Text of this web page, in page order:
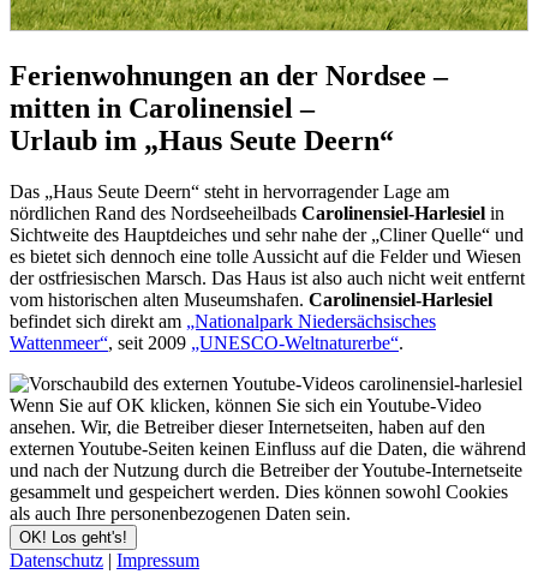
Ferienwohnungen an der Nordsee –
mitten in Carolinensiel –
Urlaub im „Haus Seute Deern“
Das „Haus Seute Deern“ steht in hervorragender Lage am
nördlichen Rand des Nordseeheilbads Carolinensiel-Harlesiel in
Sichtweite des Hauptdeiches und sehr nahe der „Cliner Quelle“ und
es bietet sich dennoch eine tolle Aussicht auf die Felder und Wiesen
der ostfriesischen Marsch. Das Haus ist also auch nicht weit entfernt
vom historischen alten Museumshafen. Carolinensiel-Harlesiel
befindet sich direkt am „Nationalpark Niedersächsisches
Wattenmeer“, seit 2009 „UNESCO-Weltnaturerbe“.
Wenn Sie auf OK klicken, können Sie sich ein Youtube-Video
ansehen. Wir, die Betreiber dieser Internetseiten, haben auf den
externen Youtube-Seiten keinen Einfluss auf die Daten, die während
und nach der Nutzung durch die Betreiber der Youtube-Internetseite
gesammelt und gespeichert werden. Dies können sowohl Cookies
als auch Ihre personenbezogenen Daten sein.
OK! Los geht's!
Datenschutz | Impressum